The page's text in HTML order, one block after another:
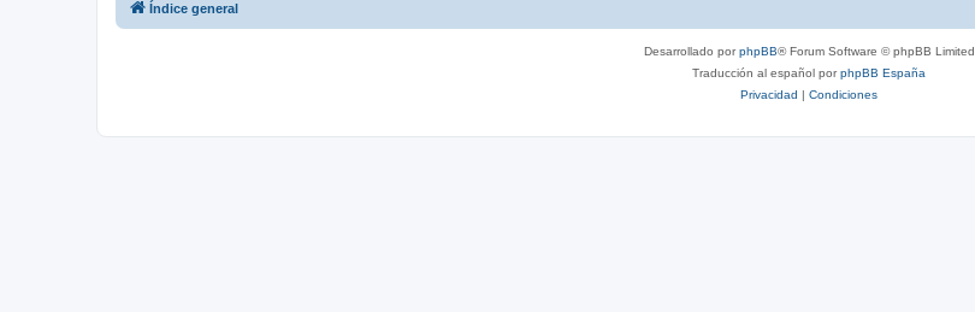
Índice general
Desarrollado porphpBB® Forum Software © phpBB Limited
Traducción al español porphpBB España
Privacidad | Condiciones